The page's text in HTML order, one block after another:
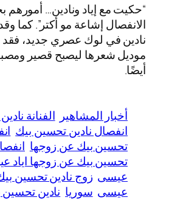
“حكيت مع إياد ونادين… أمورهم
الانفصال إشاعة مو أكتر”. كما
نادين في لوك عصري جديد، فقد
موديل شعرها ليصبح قصير
أيضًا.
أخبار المشاهير الفنانة
انفصال نادين تحسين بيك
تحسين بيك عن زوجها
تحسين بيك عن زوجها اياد
عيسى زوج نادين تحسين
عيسى سوريا نادين تحسين